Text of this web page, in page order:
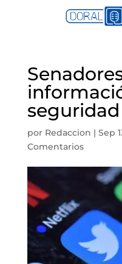
por Redaccion | Sep
Comentarios